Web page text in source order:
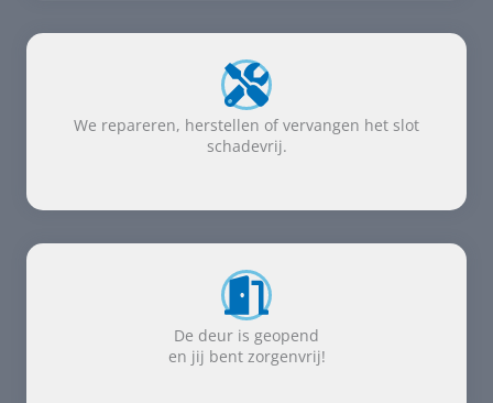
We repareren, herstellen of vervangen het slot
schadevrij.
De deur is geopend
en jij bent zorgenvrij!